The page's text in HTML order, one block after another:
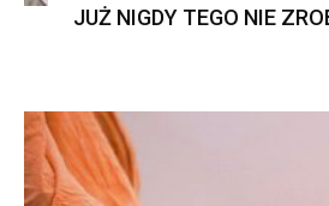
JUŻ NIGDY TEGO NIE